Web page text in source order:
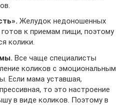
Желудок недоношенных
к приемам пищи, поэтому
колики.
Все чаще специалисты
коликов с эмоциональным
Если мама уставшая,
то это настроение
в виде коликов. Поэтому в